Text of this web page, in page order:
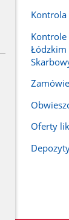
Kontrola
Łódzkim
Oferty